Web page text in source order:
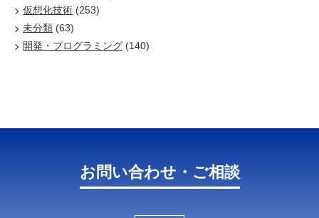
仮想化技術 (253)
未分類 (63)
開発・プログラミング (140)
お問い合わせ・ご相談